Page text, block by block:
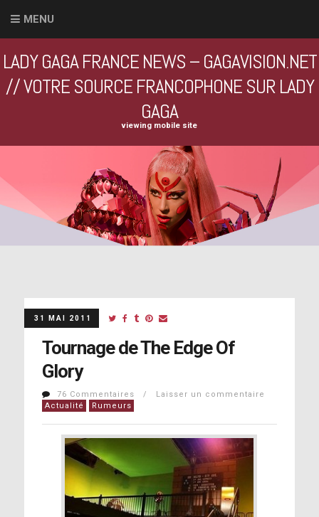
MENU
LADY GAGA FRANCE NEWS – GAGAVISION.NET
// VOTRE SOURCE FRANCOPHONE SUR LADY
GAGA
viewing mobile site
31 MAI 2011
Tournage de The Edge Of
Glory
76 Commentaires / Laisser un commentaire
Actualité
Rumeurs